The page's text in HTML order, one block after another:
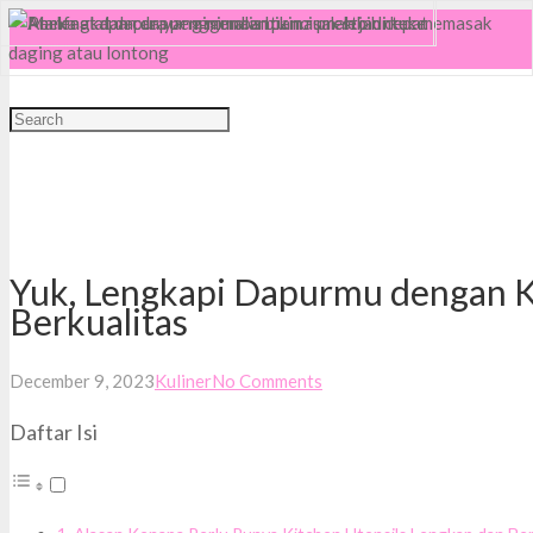
MENU
Yuk, Lengkapi Dapurmu dengan
Berkualitas
December 9, 2023KulinerNo Comments
Daftar Isi